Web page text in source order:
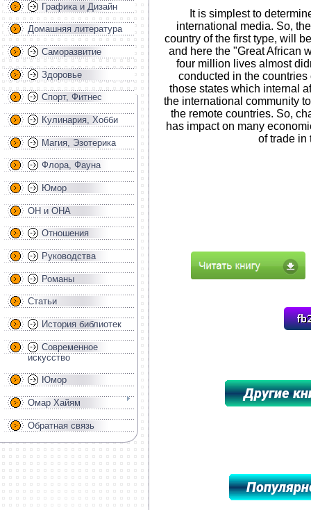
Графика и Дизайн
Домашняя литература
Саморазвитие
Здоровье
Спорт, Фитнес
Кулинария, Хобби
Магия, Эзотерика
Флора, Фауна
Юмор
ОН и ОНА
Отношения
Руководства
Романы
Статьи
История библиотек
Современное
искусство
Юмор
Омар Хайям
Обратная связь
It is simplest to
international media. So,
country of the first type, will
and here the "Great African
four million lives almost
conducted in the
those states which internal
the international community
the remote countries. So,
has impact on many
of trade in